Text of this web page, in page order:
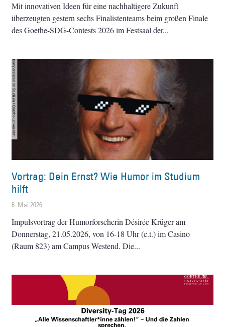
Mit innovativen Ideen für eine nachhaltigere Zukunft
überzeugten gestern sechs Finalistenteams beim großen Finale
des Goethe-SDG-Contests 2026 im Festsaal der
Vortrag: Dein Ernst? Wie Humor im Studium
hilft
6. Mai 2026
Impulsvortrag der Humorforscherin Désirée Krüger am
Donnerstag, 21.05.2026, von 16-18 Uhr (c.t.) im Casino
(Raum 823) am Campus Westend. Die